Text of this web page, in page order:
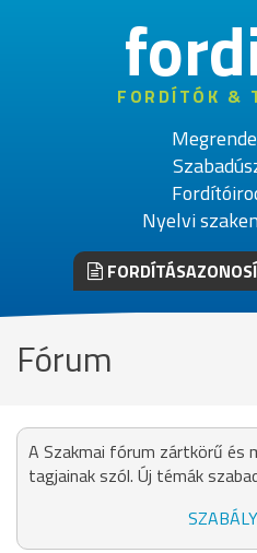
FORDÍTÓK &
Nyelvi
Fórum
A Szakmai fórum zártkörű és
tagjainak szól. Új témák